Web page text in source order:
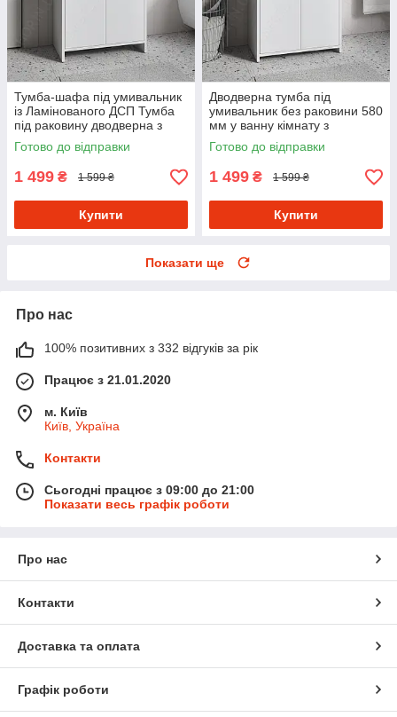
Тумба-шафа під умивальник
із Ламінованого ДСП Тумба
під раковину дводверна з
полицею для зберігання
Готово до відправки
1 499 ₴ 1 599 ₴
Купити
Дводверна тумба під
умивальник без раковини 580
мм у ванну кімнату з
Ламінованого ДСП
Готово до відправки
1 499 ₴ 1 599 ₴
Купити
Показати ще
Про нас
100% позитивних з 332 відгуків за рік
Працює з 21.01.2020
м. Київ
Київ, Україна
Контакти
Сьогодні працює з 09:00 до 21:00
Показати весь графік роботи
Про нас
Контакти
Доставка та оплата
Графік роботи